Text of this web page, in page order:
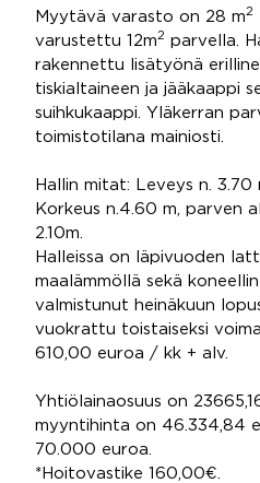
Myytävä varasto on 28 m2
varustettu 12m2 parvella.
rakennettu lisätyönä
tiskialtaineen ja jääkaappi
suihkukaappi. Yläkerran
toimistotilana mainiosti.
Hallin mitat: Leveys n. 3.70
Korkeus n.4.60 m, parven
2.10m.
Halleissa on läpivuoden
maalämmöllä sekä
valmistunut heinäkuun
vuokrattu toistaiseksi
610,00 euroa / kk + alv.
Yhtiölainaosuus on
myyntihinta on 46.334,84
70.000 euroa.
*Hoitovastike 160,00€.